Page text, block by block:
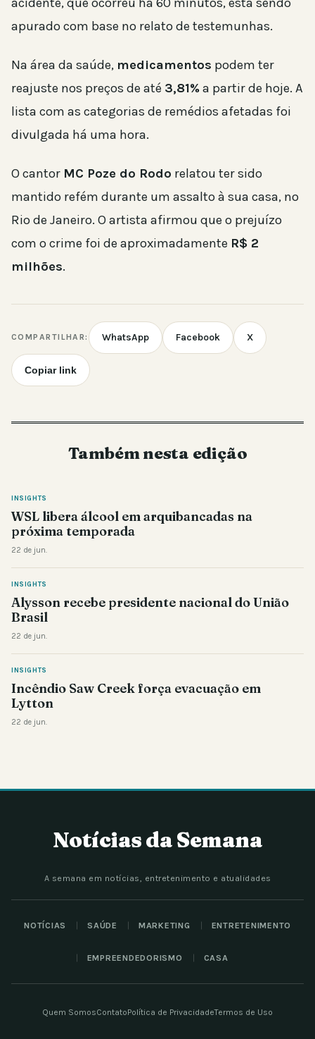
apurado com base no relato de testemunhas.
Na área da saúde, medicamentos podem ter
reajuste nos preços de até 3,81%a partir de hoje. A
lista com as categorias de remédios afetadas foi
divulgada há uma hora.
O cantor MC Poze do Rodo relatou ter sido
mantido refém durante um assalto à sua casa, no
Rio de Janeiro. O artista afirmou que o prejuízo
com o crime foi de aproximadamente R$ 2
milhões.
COMPARTILHAR: WhatsApp Facebook X
Copiar link
Também nesta edição
INSIGHTS
WSL libera álcool em arquibancadas na
próxima temporada
22 de jun.
INSIGHTS
Alysson recebe presidente nacional do União
Brasil
22 de jun.
INSIGHTS
Incêndio Saw Creek força evacuação em
Lytton
22 de jun.
Notícias da Semana
A semana em notícias, entretenimento e atualidades
NOTÍCIAS SAÚDE MARKETING ENTRETENIMENTO
EMPREENDEDORISMO CASA
Quem SomosContatoPolítica de PrivacidadeTermos de Uso